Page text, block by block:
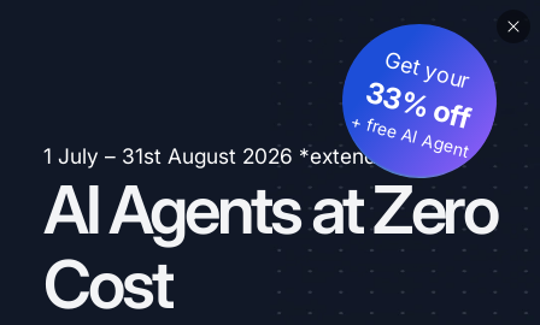
1 July – 31st August 2026 *extended
AI Agents at Zero
Cost
Get your
33% off
+ free AI Agent